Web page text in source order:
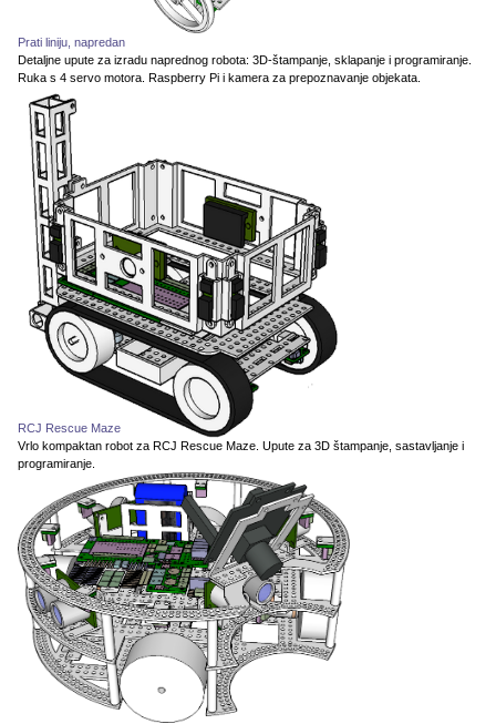
Prati liniju, napredan
Detaljne upute za izradu naprednog robota: 3D-štampanje, sklapanje i programiranje.
Ruka s 4 servo motora. Raspberry Pi i kamera za prepoznavanje objekata.
RCJ Rescue Maze
Vrlo kompaktan robot za RCJ Rescue Maze. Upute za 3D štampanje, sastavljanje i
programiranje.